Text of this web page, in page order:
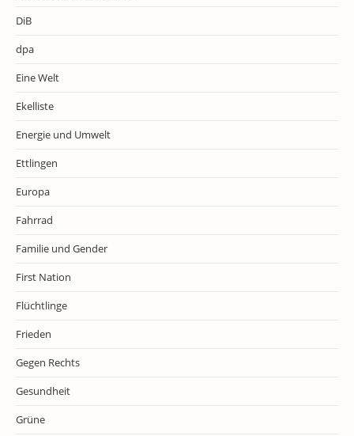
DiB
dpa
Eine Welt
Ekelliste
Energie und Umwelt
Ettlingen
Europa
Fahrrad
Familie und Gender
First Nation
Flüchtlinge
Frieden
Gegen Rechts
Gesundheit
Grüne